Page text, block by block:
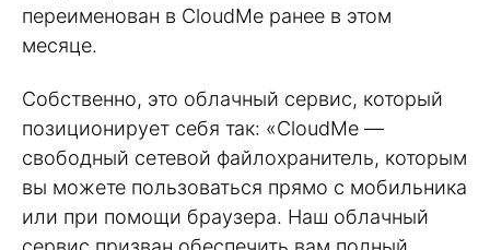
переименован в CloudMe ранее в этом
месяце.
Собственно, это облачный сервис, который
позиционирует себя так: «CloudMe —
свободный сетевой файлохранитель, которым
вы можете пользоваться прямо с мобильника
или при помощи браузера. Наш облачный